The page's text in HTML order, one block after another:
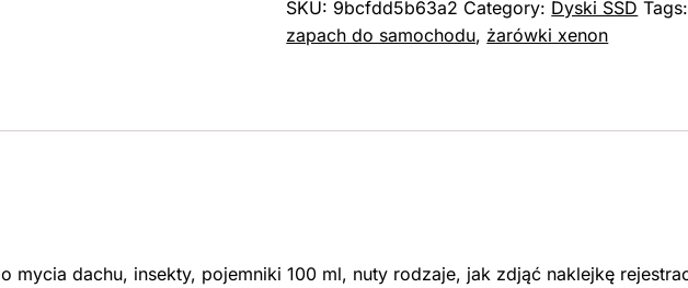
SKU: 9bcfdd5b63a2 Category: Dyski SSD Tags:
zapach do samochodu, żarówki xenon
mycia dachu, insekty, pojemniki 100 ml, nuty rodzaje, jak zdjąć naklejkę